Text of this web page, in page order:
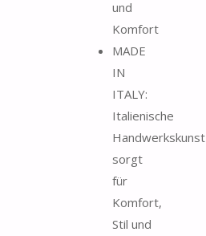
und
Komfort
MADE
IN
ITALY:
Italienische
Handwerkskunst
sorgt
für
Komfort,
Stil und